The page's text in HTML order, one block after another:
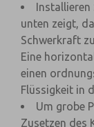
Installieren
unten zeigt,
Schwerkraft
Eine
einen
Flüssigkeit in
Um grobe
Zusetzen des